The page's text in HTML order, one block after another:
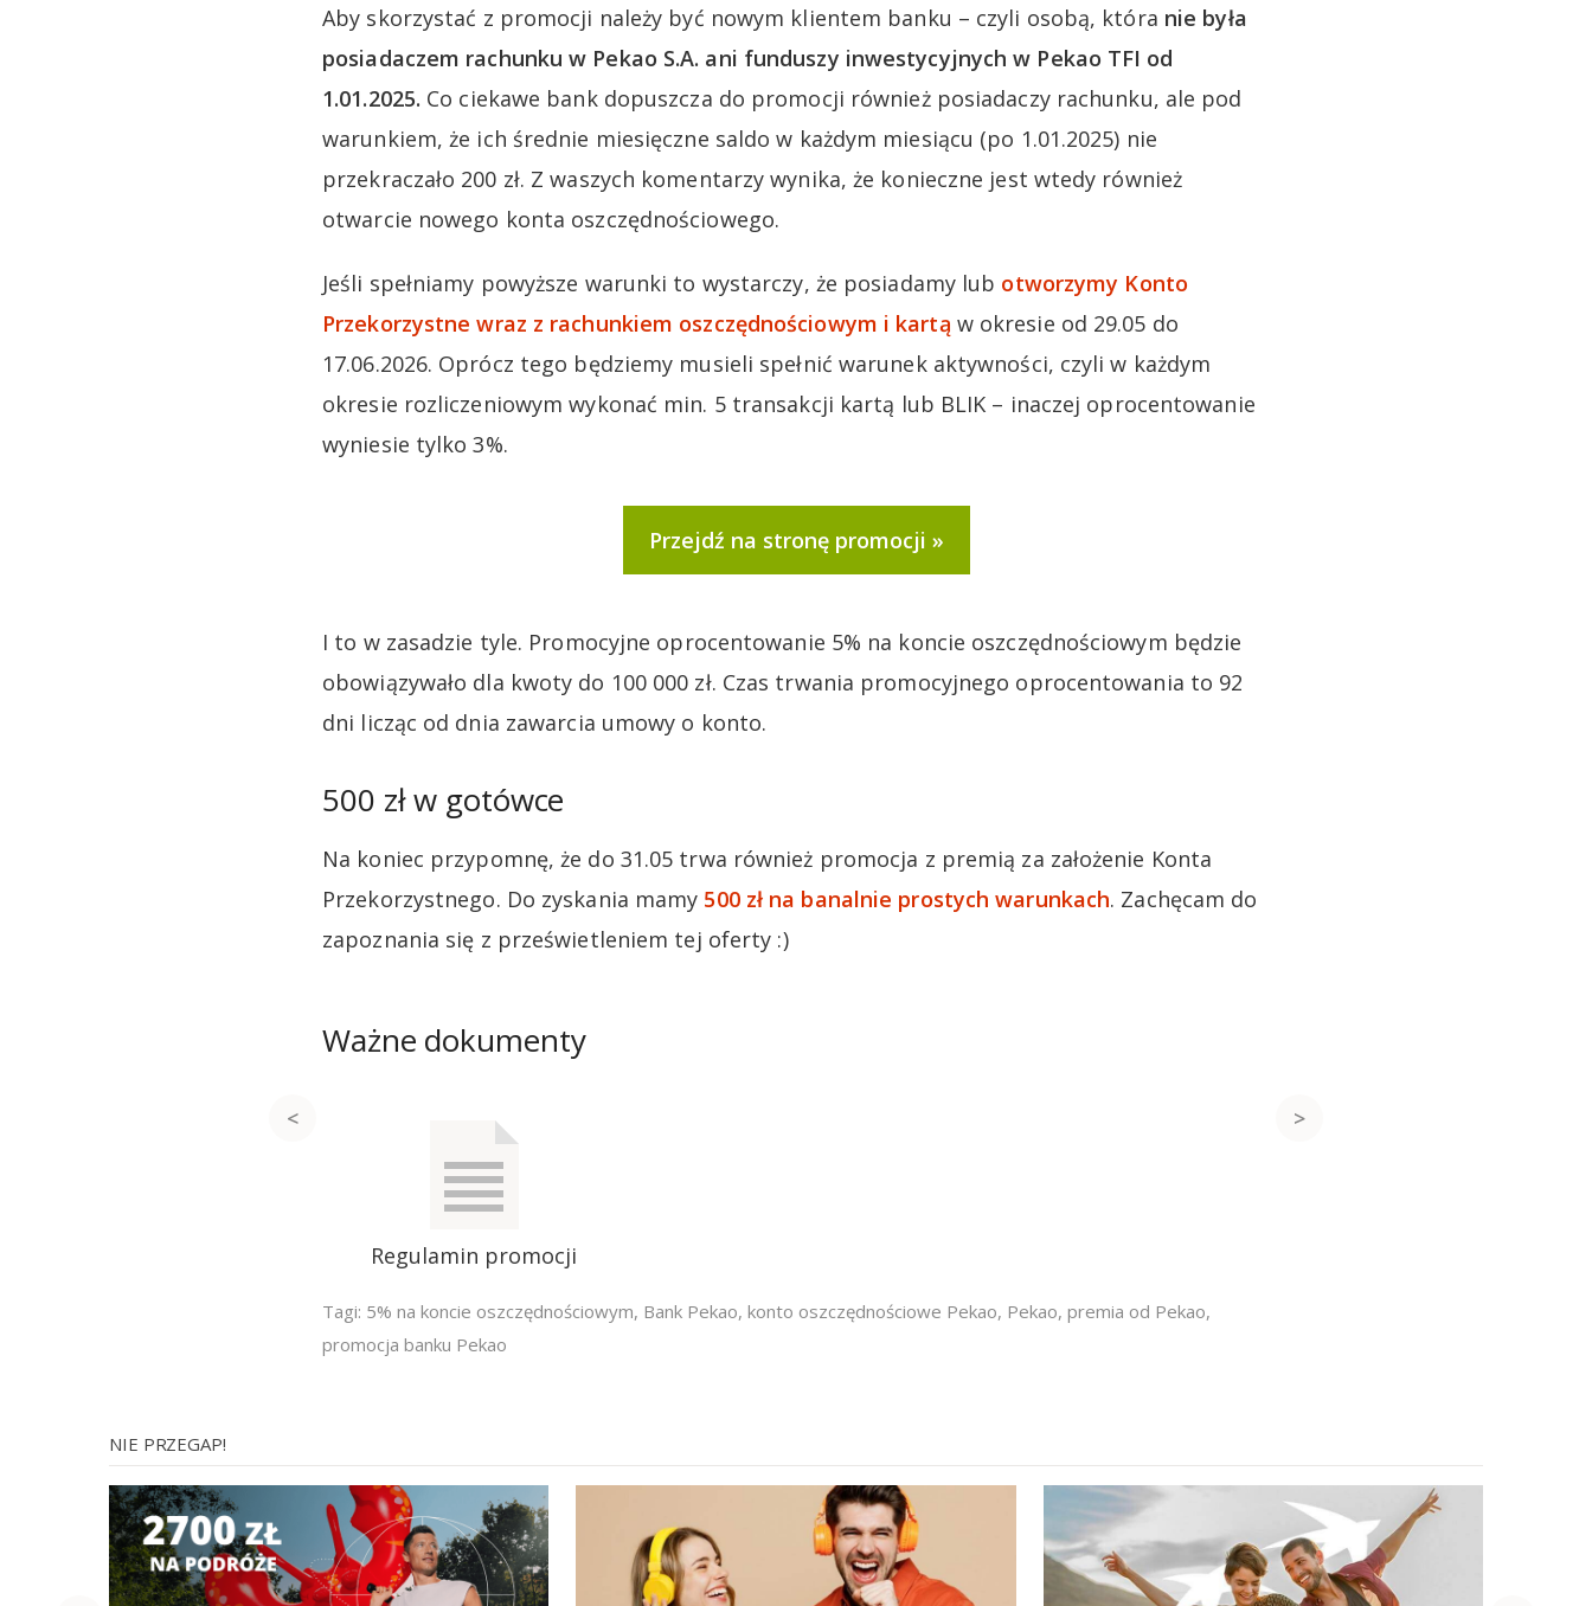
Aby skorzystać z promocji należy być nowym klientem banku – czyli osobą, która nie była
posiadaczem rachunku w Pekao S.A. ani funduszy inwestycyjnych w Pekao TFI od
1.01.2025. Co ciekawe bank dopuszcza do promocji również posiadaczy rachunku, ale pod
warunkiem, że ich średnie miesięczne saldo w każdym miesiącu (po 1.01.2025) nie
przekraczało 200 zł. Z waszych komentarzy wynika, że konieczne jest wtedy również
otwarcie nowego konta oszczędnościowego.
Jeśli spełniamy powyższe warunki to wystarczy, że posiadamy lub otworzymy Konto
Przekorzystne wraz z rachunkiem oszczędnościowym i kartą w okresie od 29.05 do
17.06.2026. Oprócz tego będziemy musieli spełnić warunek aktywności, czyli w każdym
okresie rozliczeniowym wykonać min. 5 transakcji kartą lub BLIK – inaczej oprocentowanie
wyniesie tylko 3%.
Przejdź na stronę promocji
I to w zasadzie tyle. Promocyjne oprocentowanie 5% na koncie oszczędnościowym będzie
obowiązywało dla kwoty do 100 000 zł. Czas trwania promocyjnego oprocentowania to 92
dni licząc od dnia zawarcia umowy o konto.
500 zł w gotówce
Na koniec przypomnę, że do 31.05 trwa również promocja z premią za założenie Konta
Przekorzystnego. Do zyskania mamy 500 zł na banalnie prostych warunkach. Zachęcam do
zapoznania się z prześwietleniem tej oferty :)
Ważne dokumenty
Regulamin promocji
Tagi: 5% na koncie oszczędnościowym, Bank Pekao, konto oszczędnościowe Pekao, Pekao, premia od Pekao,
promocja banku Pekao
NIE PRZEGAP!